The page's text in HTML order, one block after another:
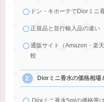
ドン・キホーテでDiorミニ
正規品と並行輸入品の違い
通販サイト（Amazon・楽
較
Diorミニ香水の価格相場
Diorミニ香水5mlの価格帯